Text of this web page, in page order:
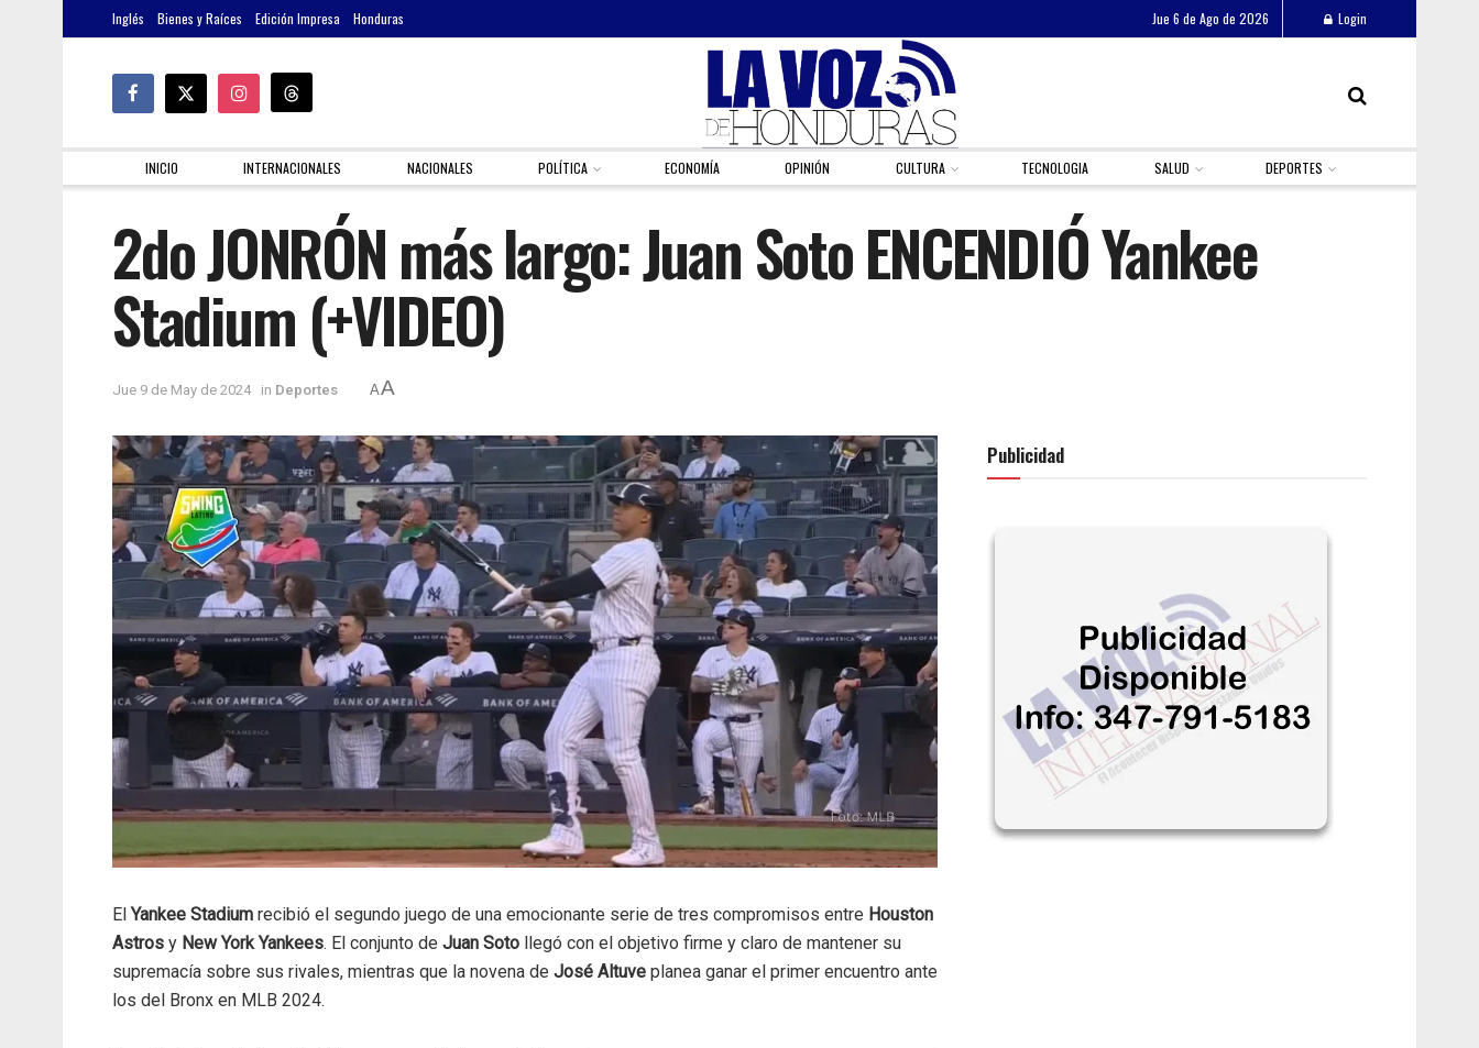
Inglés Bienes y Raíces Edición Impresa Honduras Jue 6 de Ago de 2026 Login
INICIO INTERNACIONALES NACIONALES POLÍTICA ECONOMÍA OPINIÓN CULTURA TECNOLOGIA SALUD DEPORTES
2do JONRÓN más largo: Juan Soto ENCENDIÓ Yankee
Stadium (+VIDEO)
Jue 9 de May de 2024 in Deportes AA
El Yankee Stadium recibió el segundo juego de una emocionante serie de tres compromisos entre Houston
Astros y New York Yankees. El conjunto de Juan Soto llegó con el objetivo firme y claro de mantener su
supremacía sobre sus rivales, mientras que la novena de José Altuve planea ganar el primer encuentro ante
los del Bronx en MLB 2024.
Publicidad